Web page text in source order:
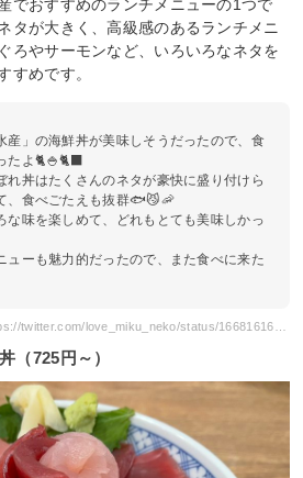
でおすすめのランチメニューの1つで
タが大きく、高級感のあるランチメニ
ろやサーモンなど、いろいろなネタを
すめです。
産」の海鮮丼が美味しそうだったので、食
よ🐈🍚🐈‍⬛
れ丼はたくさんのネタが豪快に盛り付けら
、食べごたえも抜群🐟😼🦐
な味を楽しめて、どれもとても美味しかっ
ューも魅力的だったので、また食べに来た
（725円～）